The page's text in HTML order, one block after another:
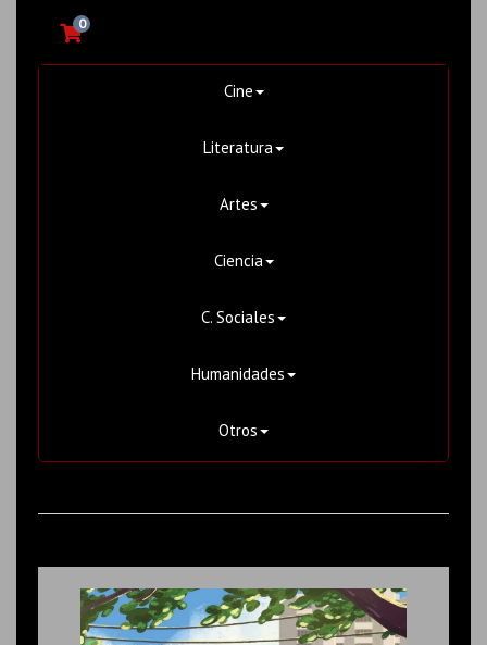
0
Cine
Literatura
Artes
Ciencia
C. Sociales
Humanidades
Otros